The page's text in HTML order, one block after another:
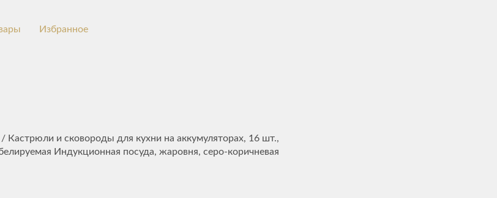
Избранное
/ Кастрюли и сковороды для кухни на аккумуляторах, 16 шт.,
Индукционная посуда, жаровня, серо-коричневая